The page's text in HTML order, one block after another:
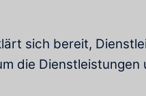
sich bereit,
die Dienstleistungen